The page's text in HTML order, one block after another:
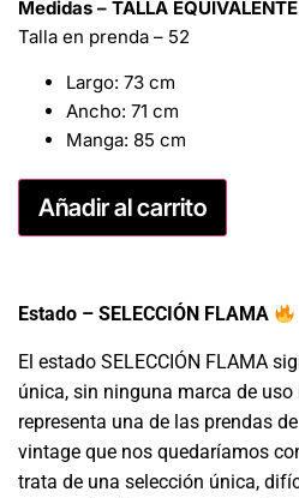
Medidas – TALLA
Talla en prenda – 52
Largo: 73 cm
Ancho: 71 cm
Manga: 85 cm
Añadir al carrito
Estado – SELECCIÓN FLAMA
El estado SELECCIÓN FLAMA
única, sin ninguna marca de
representa una de las prendas
vintage que nos quedaríamos
trata de una selección única,